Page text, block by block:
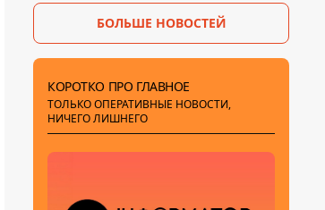
БОЛЬШЕ НОВОСТЕЙ
КОРОТКО ПРО ГЛАВНОЕ
ТОЛЬКО ОПЕРАТИВНЫЕ НОВОСТИ,
НИЧЕГО ЛИШНЕГО